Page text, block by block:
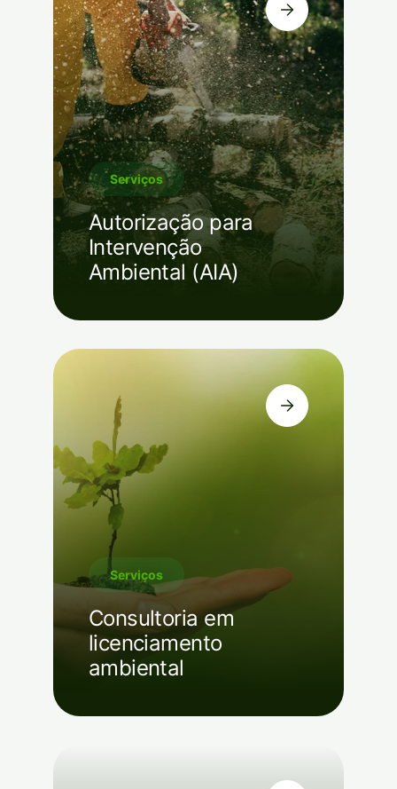
Serviços
Autorização para
Intervenção
Ambiental (AIA)
Serviços
Consultoria em
licenciamento
ambiental